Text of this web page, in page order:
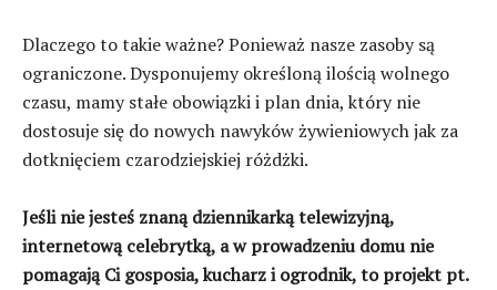
Dlaczego to takie ważne? Ponieważ nasze zasoby są
ograniczone. Dysponujemy określoną ilością wolnego
czasu, mamy stałe obowiązki i plan dnia, który nie
dostosuje się do nowych nawyków żywieniowych jak za
dotknięciem czarodziejskiej różdżki.
Jeśli nie jesteś znaną dziennikarką telewizyjną,
internetową celebrytką, a w prowadzeniu domu nie
pomagają Ci gosposia, kucharz i ogrodnik, to projekt pt.